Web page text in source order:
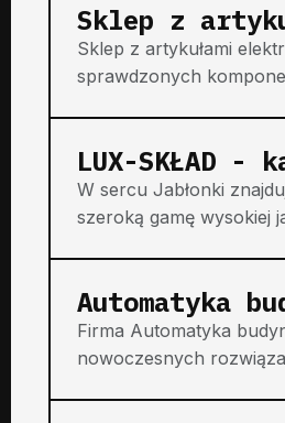
Sklep z
Sklep z artykułami
sprawdzonych
LUX-SKŁAD -
W sercu Jabłonki
szeroką gamę wysokiej
Automatyka
Firma Automatyka
nowoczesnych